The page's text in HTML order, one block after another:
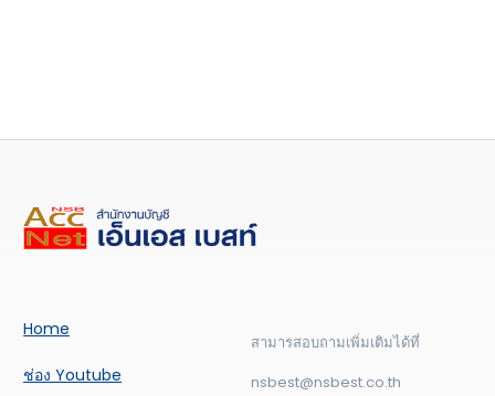
Home
ช่อง Youtube
สามารสอบถามเพิ่มเติมได้ที่
nsbest@nsbest.co.th